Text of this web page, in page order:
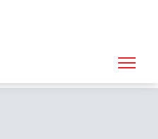
Radom, Żeromskiego 9